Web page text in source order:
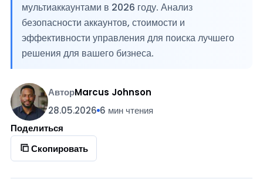
мультиаккаунтами в 2026 году. Анализ
безопасности аккаунтов, стоимости и
эффективности управления для поиска лучшего
решения для вашего бизнеса.
АвторMarcus Johnson
28.05.2026 6 мин чтения
Поделиться
Скопировать